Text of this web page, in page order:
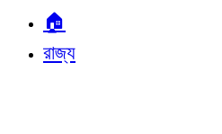
🏠︎
রাজ্য